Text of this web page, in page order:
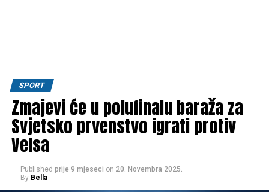
SPORT
Zmajevi će u polufinalu baraža za
Svjetsko prvenstvo igrati protiv
Velsa
Published prije 9 mjeseci on 20. Novembra 2025.
By Bella